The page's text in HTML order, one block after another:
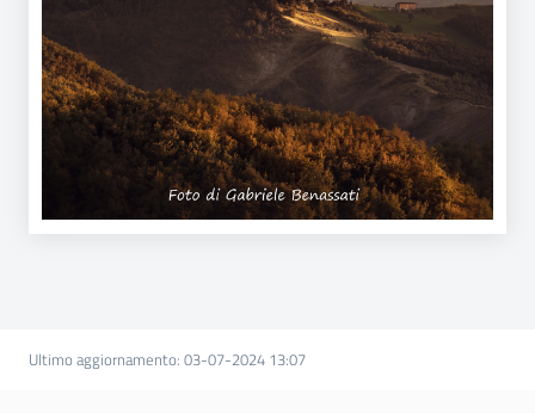
Ultimo aggiornamento: 03-07-2024 13:07